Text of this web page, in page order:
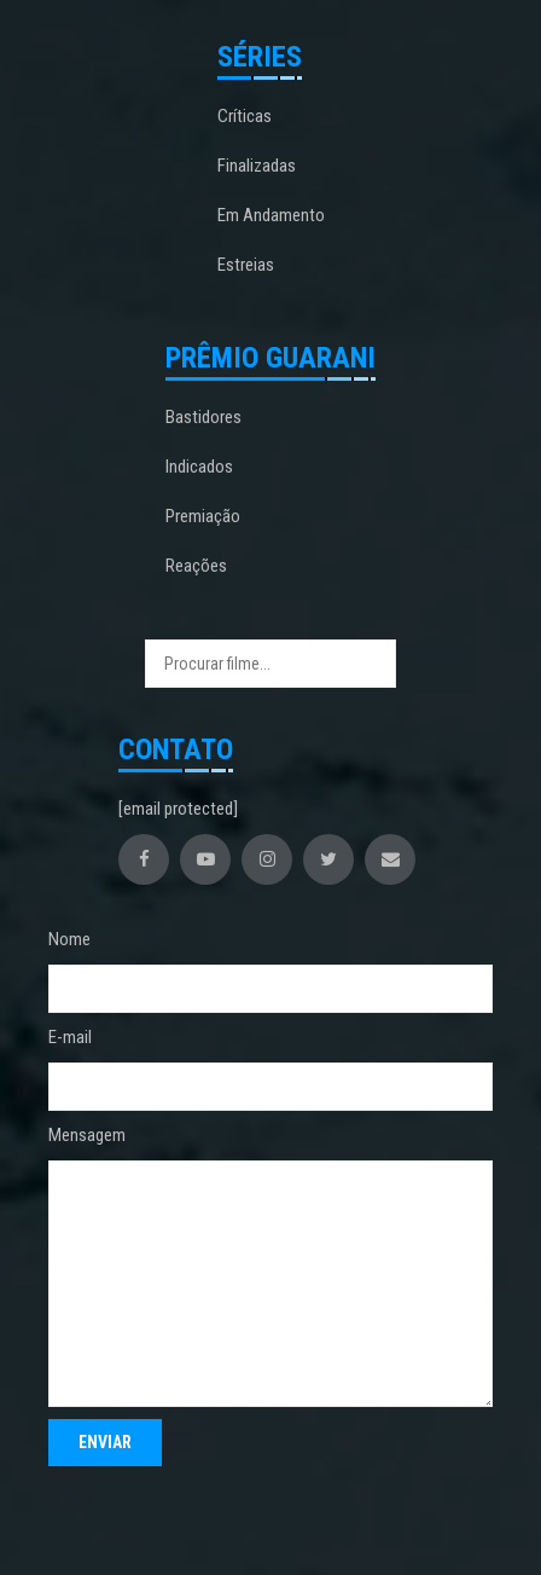
SÉRIES
Críticas
Finalizadas
Em Andamento
Estreias
PRÊMIO GUARANI
Bastidores
Indicados
Premiação
Reações
CONTATO
[email protected]
Nome
E-mail
Mensagem